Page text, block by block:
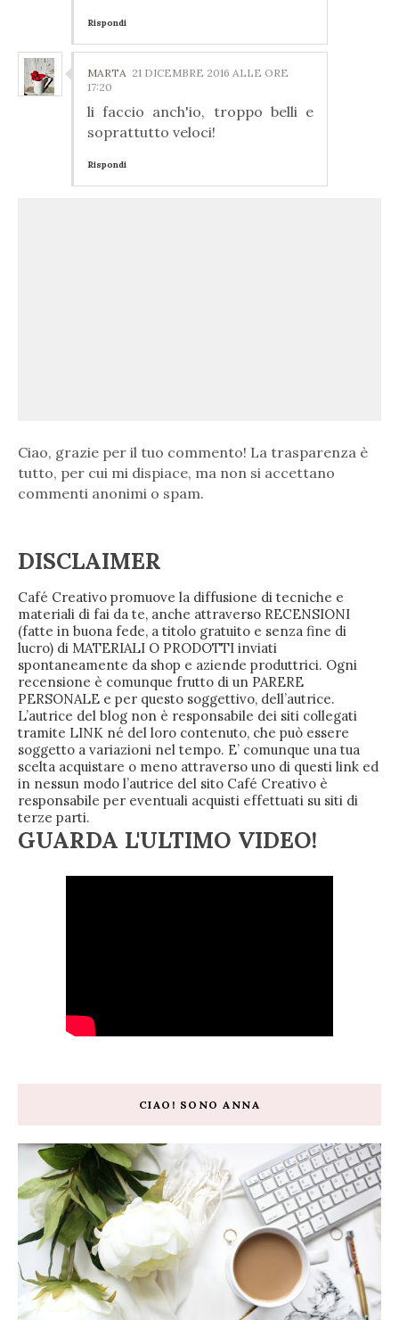
Rispondi
MARTA 21 DICEMBRE 2016 ALLE ORE
17:20
li faccio anch'io, troppo belli e
soprattutto veloci!
Rispondi
Ciao, grazie per il tuo commento! La trasparenza è
tutto, per cui mi dispiace, ma non si accettano
commenti anonimi o spam.
DISCLAIMER
Café Creativo promuove la diffusione di tecniche e
materiali di fai da te, anche attraverso RECENSIONI
(fatte in buona fede, a titolo gratuito e senza fine di
lucro) di MATERIALI O PRODOTTI inviati
spontaneamente da shop e aziende produttrici. Ogni
recensione è comunque frutto di un PARERE
PERSONALE e per questo soggettivo, dell’autrice.
L’autrice del blog non è responsabile dei siti collegati
tramite LINK né del loro contenuto, che può essere
soggetto a variazioni nel tempo. E’ comunque una tua
scelta acquistare o meno attraverso uno di questi link ed
in nessun modo l’autrice del sito Café Creativo è
responsabile per eventuali acquisti effettuati su siti di
terze parti.
GUARDA L'ULTIMO VIDEO!
CIAO! SONO ANNA